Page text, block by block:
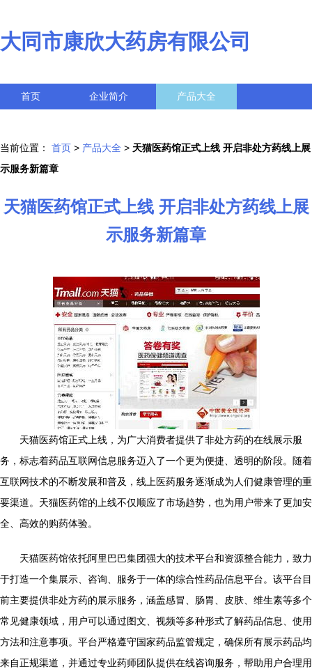
大同市康欣大药房有限公司
首页 企业简介 产品大全
当前位置： 首页 > 产品大全 > 天猫医药馆正式上线 开启非处方药线上展
示服务新篇章
天猫医药馆正式上线 开启非处方药线上展
示服务新篇章
天猫医药馆正式上线，为广大消费者提供了非处方药的在线展示服
务，标志着药品互联网信息服务迈入了一个更为便捷、透明的阶段。随着
互联网技术的不断发展和普及，线上医药服务逐渐成为人们健康管理的重
要渠道。天猫医药馆的上线不仅顺应了市场趋势，也为用户带来了更加安
全、高效的购药体验。
天猫医药馆依托阿里巴巴集团强大的技术平台和资源整合能力，致力
于打造一个集展示、咨询、服务于一体的综合性药品信息平台。该平台目
前主要提供非处方药的展示服务，涵盖感冒、肠胃、皮肤、维生素等多个
常见健康领域，用户可以通过图文、视频等多种形式了解药品信息、使用
方法和注意事项。平台严格遵守国家药品监管规定，确保所有展示药品均
来自正规渠道，并通过专业药师团队提供在线咨询服务，帮助用户合理用